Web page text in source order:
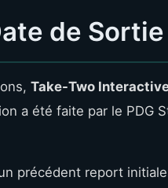
de
Take-Two
a été faite par le PDG
précédent report